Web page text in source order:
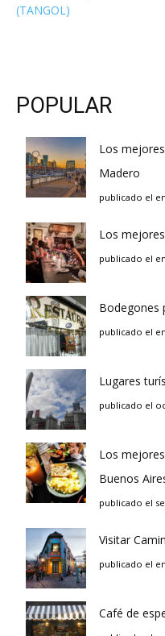
(TANGOL)
POPULAR
Los
Madero
publicado el
Los
publicado el
Bodegones
publicado el
Lugares
publicado el
Los
Buenos
publicado el
Visitar
publicado el
Café de